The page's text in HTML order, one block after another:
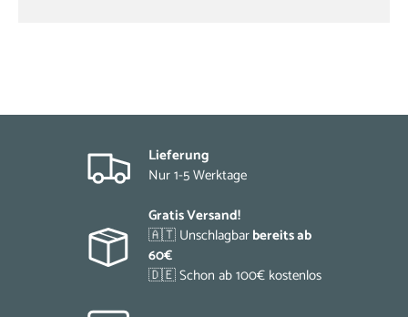
Lieferung
Nur 1-5 Werktage
Gratis Versand!
🇦🇹 Unschlagbarbereits ab
60€
🇩🇪 Schon ab 100€ kostenlos